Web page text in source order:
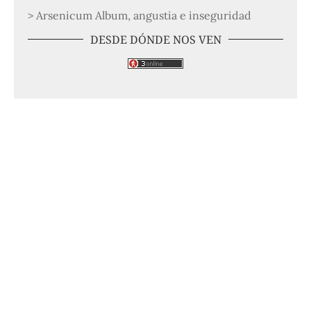
> Arsenicum Album, angustia e inseguridad
DESDE DÓNDE NOS VEN